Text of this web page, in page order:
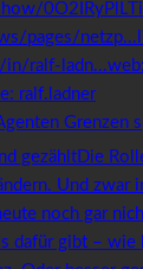
Grenzen